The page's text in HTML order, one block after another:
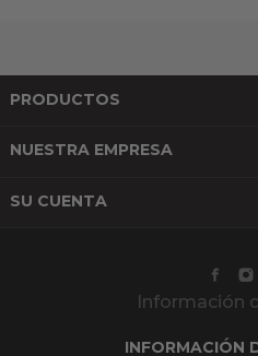
PRODUCTOS
NUESTRA EMPRESA
SU CUENTA
Información
INFORMACIÓN